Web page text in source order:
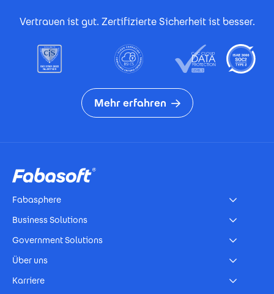
Vertrauen ist gut. Zertifizierte Sicherheit ist besser.
Mehr erfahren
Fabasphere
Business Solutions
Government Solutions
Über uns
Karriere